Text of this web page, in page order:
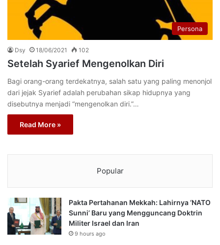
Persona
Dsy 18/06/2021 102
Setelah Syarief Mengenolkan Diri
Bagi orang-orang terdekatnya, salah satu yang paling menonjol
dari jejak Syarief adalah perubahan sikap hidupnya yang
disebutnya menjadi “mengenolkan diri.”…
Read More »
Popular
Pakta Pertahanan Mekkah: Lahirnya ‘NATO
Sunni’ Baru yang Mengguncang Doktrin
Militer Israel dan Iran
9 hours ago